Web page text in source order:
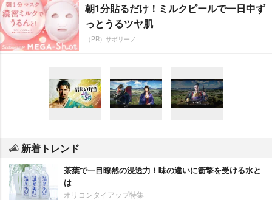
朝1分貼るだけ！ミルクピールで一日中ず
っとうるツヤ肌
（PR）サボリーノ
新着トレンド
茶葉で一目瞭然の浸透力！味の違いに衝撃を受ける水と
は
オリコンタイアップ特集